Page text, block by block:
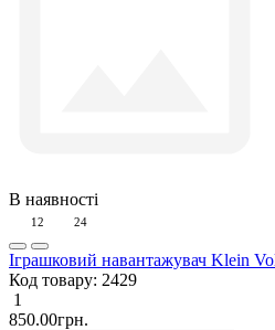
В наявності
12 24
Іграшковий навантажувач Klein
Код товару: 2429
1
850.00грн.